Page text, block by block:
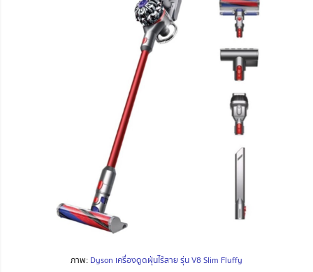
ภาพ: Dyson เครื่องดูดฝุ่นไร้สาย รุ่น V8 Slim Fluffy